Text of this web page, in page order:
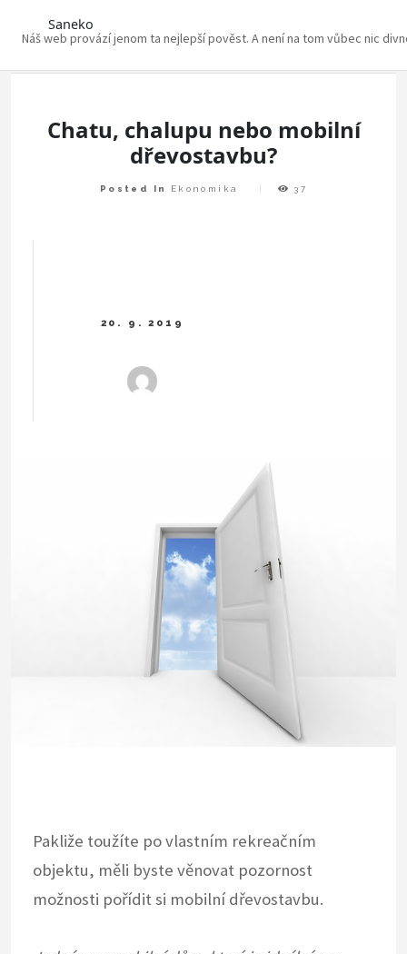
Saneko
Náš web provází jenom ta nejlepší pověst. A není na tom vůbec nic
Chatu, chalupu nebo mobilní
dřevostavbu?
Posted In Ekonomika 37
Pakliže toužíte po vlastním rekreačním
objektu, měli byste věnovat pozornost
možnosti pořídit si mobilní dřevostavbu.